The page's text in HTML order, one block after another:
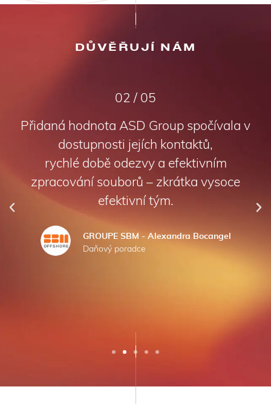
DŮVĚŘUJÍ NÁM
02 / 05
Přidaná hodnota ASD Group spočívala v
dostupnosti jejích kontaktů,
rychlé době odezvy a efektivním
zpracování souborů – zkrátka vysoce
efektivní tým.
GROUPE SBM - Alexandra Bocangel
Daňový poradce